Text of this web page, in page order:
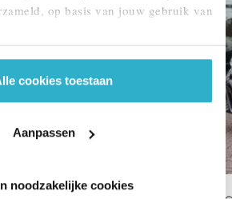
op basis van jouw gebruik van
cookies toestaan
Aanpassen
noodzakelijke cookies